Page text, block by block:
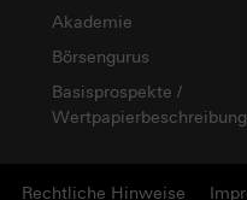
Akademie
Börsengurus
Basisprospekte /
Rechtliche Hinweise